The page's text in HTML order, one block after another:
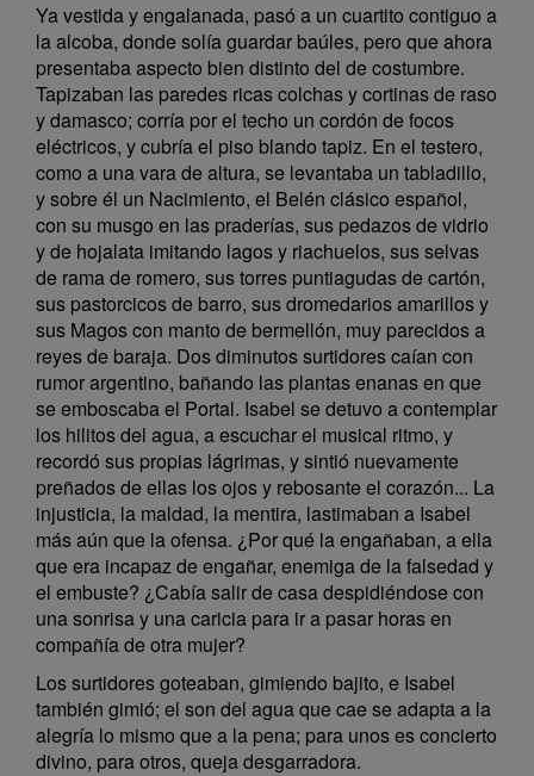
Ya vestida y engalanada, pasó a un cuartito contiguo a
la alcoba, donde solía guardar baúles, pero que ahora
presentaba aspecto bien distinto del de costumbre.
Tapizaban las paredes ricas colchas y cortinas de raso
y damasco; corría por el techo un cordón de focos
eléctricos, y cubría el piso blando tapiz. En el testero,
como a una vara de altura, se levantaba un tabladillo,
y sobre él un Nacimiento, el Belén clásico español,
con su musgo en las praderías, sus pedazos de vidrio
y de hojalata imitando lagos y riachuelos, sus selvas
de rama de romero, sus torres puntiagudas de cartón,
sus pastorcicos de barro, sus dromedarios amarillos y
sus Magos con manto de bermellón, muy parecidos a
reyes de baraja. Dos diminutos surtidores caían con
rumor argentino, bañando las plantas enanas en que
se emboscaba el Portal. Isabel se detuvo a contemplar
los hilitos del agua, a escuchar el musical ritmo, y
recordó sus propias lágrimas, y sintió nuevamente
preñados de ellas los ojos y rebosante el corazón... La
injusticia, la maldad, la mentira, lastimaban a Isabel
más aún que la ofensa. ¿Por qué la engañaban, a ella
que era incapaz de engañar, enemiga de la falsedad y
el embuste? ¿Cabía salir de casa despidiéndose con
una sonrisa y una caricia para ir a pasar horas en
compañía de otra mujer?
Los surtidores goteaban, gimiendo bajito, e Isabel
también gimió; el son del agua que cae se adapta a la
alegría lo mismo que a la pena; para unos es concierto
divino, para otros, queja desgarradora.